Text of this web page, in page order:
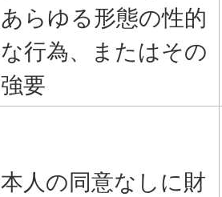
あらゆる形態の性的
な行為、またはその
強要
本人の同意なしに財